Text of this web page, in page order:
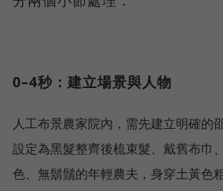
0–4秒：建立場景與人物
人工布景農家院內，需先建立明確的
設定為黑髮整齊後梳束髮、戴舊布巾
色、無鬍鬚的年輕農夫，身穿土黃色